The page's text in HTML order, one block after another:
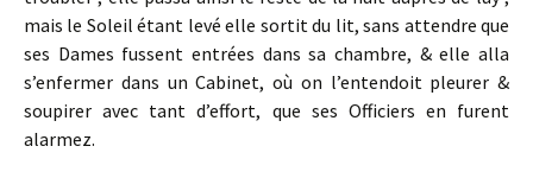
mais le Soleil étant levé elle sortit du lit, sans attendre que
ses Dames fussent entrées dans sa chambre, & elle alla
s’enfermer dans un Cabinet, où on l’entendoit pleurer &
soupirer avec tant d’effort, que ses Officiers en furent
alarmez.